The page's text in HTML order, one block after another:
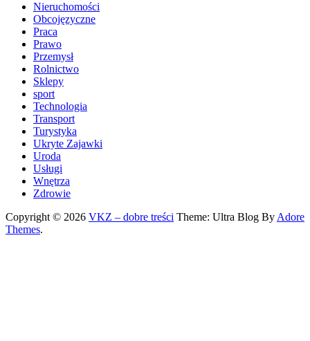
Nieruchomości
Obcojęzyczne
Praca
Prawo
Przemysł
Rolnictwo
Sklepy
sport
Technologia
Transport
Turystyka
Ukryte Zajawki
Uroda
Usługi
Wnętrza
Zdrowie
Copyright © 2026 VKZ – dobre treści Theme: Ultra Blog By Adore
Themes.